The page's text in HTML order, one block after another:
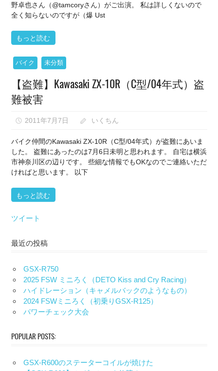
野卓也さん（@tamcoryさん）がご出演。 私は詳しくないので
全く知らないのですが（爆 Ust
もっと読む
バイク 未分類
【盗難】Kawasaki ZX-10R（C型/04年式）盗
難被害
2011年7月7日 いくちん
バイク仲間のKawasaki ZX-10R（C型/04年式）が盗難にあいま
した。 盗難にあったのは7月6日未明と思われます。 自宅は横浜
市神奈川区の辺りです。 些細な情報でもOKなのでご連絡いただ
ければと思います。 以下
もっと読む
ツイート
最近の投稿
GSX-R750
2025 FSW ミニろく（DETO Kiss and Cry Racing）
ハイドレーション（キャメルバックのようなもの）
2024 FSWミニろく（初乗りGSX-R125）
パワーチェック大会
POPULAR POSTS:
GSX-R600のステーターコイルが焼けた